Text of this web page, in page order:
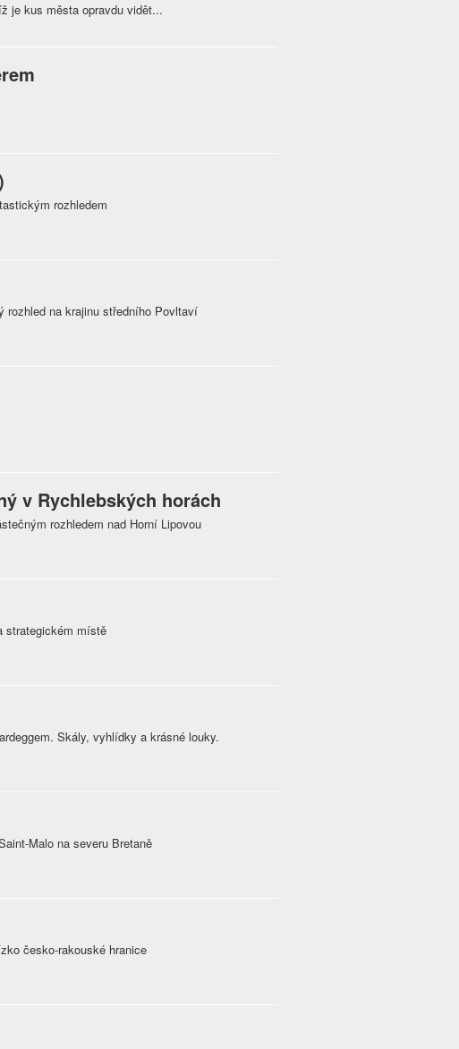
je kus města opravdu vidět...
rozhledem
na krajinu středního Povltaví
v Rychlebských horách
rozhledem nad Horní Lipovou
strategickém místě
Skály, vyhlídky a krásné louky.
Malo na severu Bretaně
česko-rakouské hranice